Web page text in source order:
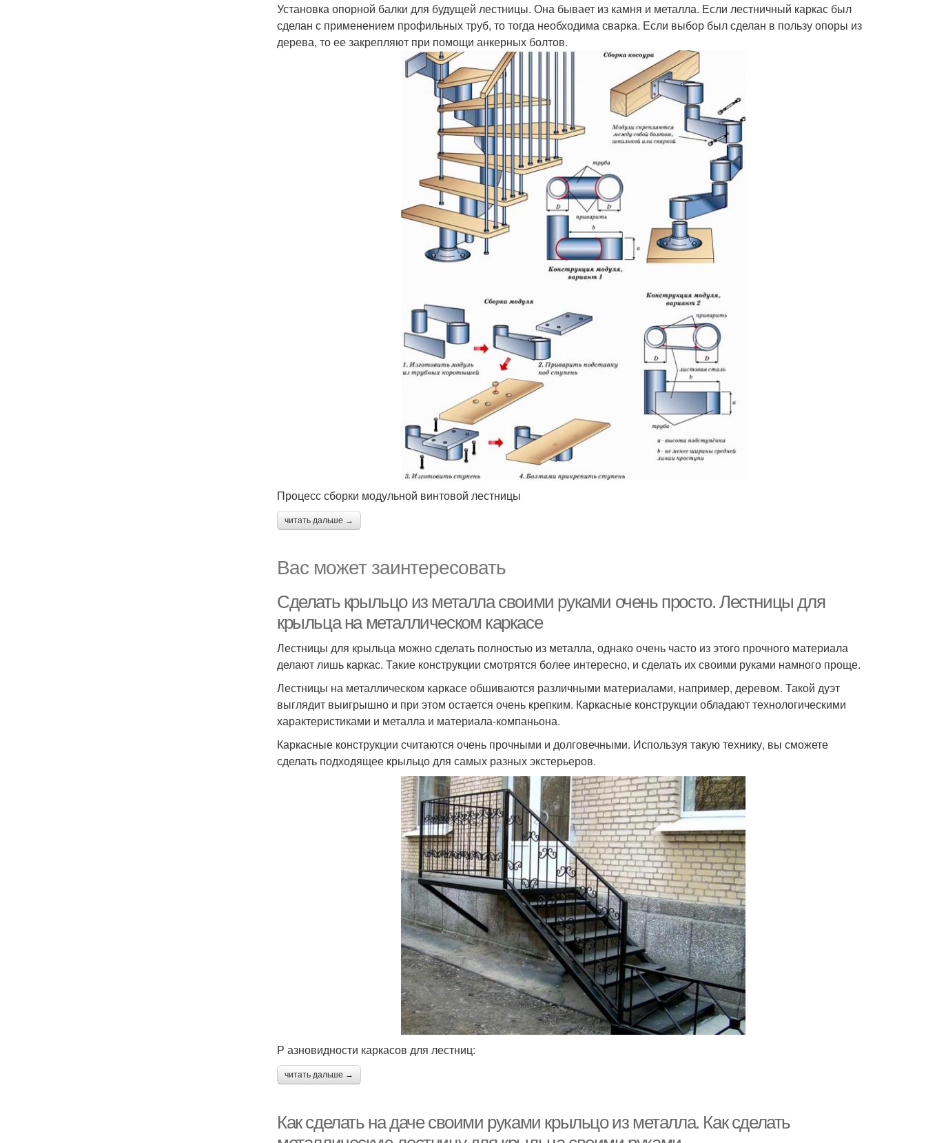
Установка опорной балки для будущей лестницы. Она бывает из камня и металла. Если лестничный каркас был
сделан с применением профильных труб, то тогда необходима сварка. Если выбор был сделан в пользу опоры из
дерева, то ее закрепляют при помощи анкерных болтов.
Процесс сборки модульной винтовой лестницы
читать дальше →
Вас может заинтересовать
Сделать крыльцо из металла своими руками очень просто. Лестницы для
крыльца на металлическом каркасе
Лестницы для крыльца можно сделать полностью из металла, однако очень часто из этого прочного материала
делают лишь каркас. Такие конструкции смотрятся более интересно, и сделать их своими руками намного проще.
Лестницы на металлическом каркасе обшиваются различными материалами, например, деревом. Такой дуэт
выглядит выигрышно и при этом остается очень крепким. Каркасные конструкции обладают технологическими
характеристиками и металла и материала-компаньона.
Каркасные конструкции считаются очень прочными и долговечными. Используя такую технику, вы сможете
сделать подходящее крыльцо для самых разных экстерьеров.
Р азновидности каркасов для лестниц:
читать дальше →
Как сделать на даче своими руками крыльцо из металла. Как сделать